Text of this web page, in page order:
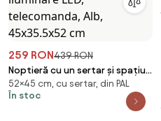
259 RON439 RON
Noptieră cu un sertar și spațiu
intermediar, iluminare LED,
telecomanda, Alb, 45x35.5x52
52×45 cm, cu sertar, din PAL
În stoc